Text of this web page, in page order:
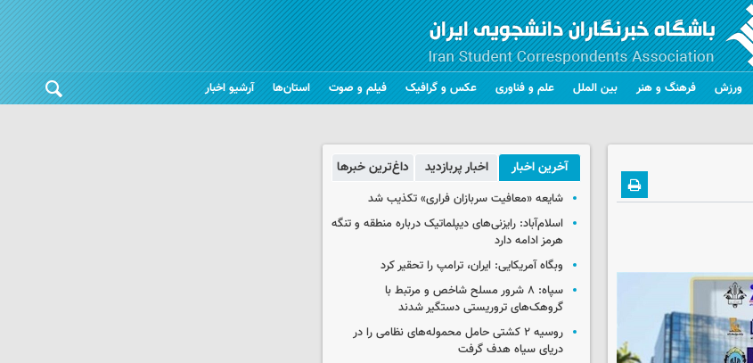
ورزش فرهنگ و هنر بین الملل علم و فناوری عکس و گرافیک فیلم و صوت استان‌ها آرشیو اخبار
آخرین اخبار اخبار پربازدید داغ‌ترین خبرها
شایعه «معافیت سربازان فراری» تکذیب شد
اسلام‌آباد: رایزنی‌های دیپلماتیک درباره منطقه و تنگه
هرمز ادامه دارد
وبگاه آمریکایی: ایران، ترامپ را تحقیر کرد
سپاه: ۸ شرور مسلح شاخص و مرتبط با
گروهک‌های تروریستی دستگیر شدند
روسیه ۲ کشتی حامل محموله‌های نظامی را در
دریای سیاه هدف گرفت